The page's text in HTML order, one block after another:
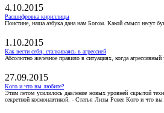
4.10.2015
Расшифровка кириллицы
Поистине, наша азбука дана нам Богом. Какой смысл несут
1.10.2015
Как вести себя, сталкиваясь в агрессией
Абсолютно железное правило в ситуациях, когда
27.09.2015
Кого и что вы любите?
Этим летом усилилось давление новых уровней скрытой
секретной космонавтикой. - Статья Лизы Ренее Кого и что вы